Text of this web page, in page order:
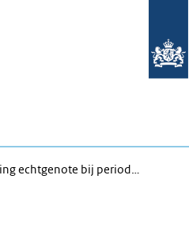
echtgenote bij period…